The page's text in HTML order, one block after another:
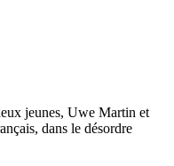
jeunes, Uwe Martin et
dans le désordre